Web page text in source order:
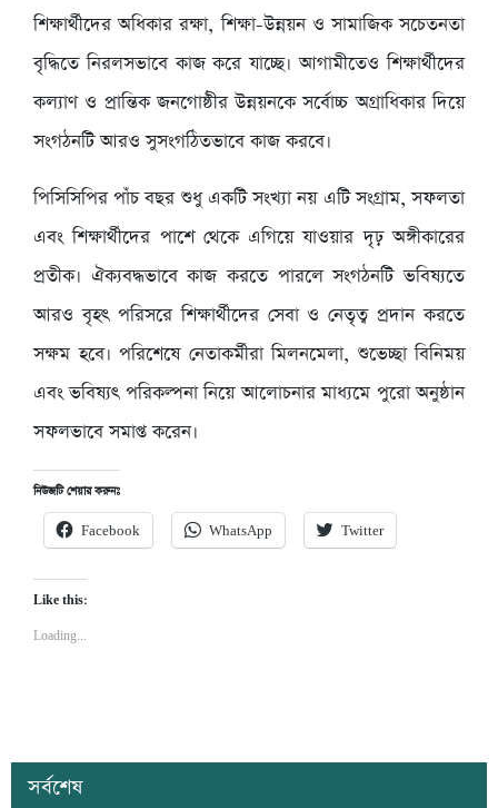
শিক্ষার্থীদের অধিকার রক্ষা, শিক্ষা-উন্নয়ন ও সামাজিক সচেতনতা
বৃদ্ধিতে নিরলসভাবে কাজ করে যাচ্ছে। আগামীতেও শিক্ষার্থীদের
কল্যাণ ও প্রান্তিক জনগোষ্ঠীর উন্নয়নকে সর্বোচ্চ অগ্রাধিকার দিয়ে
সংগঠনটি আরও সুসংগঠিতভাবে কাজ করবে।
পিসিসিপির পাঁচ বছর শুধু একটি সংখ্যা নয় এটি সংগ্রাম, সফলতা
এবং শিক্ষার্থীদের পাশে থেকে এগিয়ে যাওয়ার দৃঢ় অঙ্গীকারের
প্রতীক। ঐক্যবদ্ধভাবে কাজ করতে পারলে সংগঠনটি ভবিষ্যতে
আরও বৃহৎ পরিসরে শিক্ষার্থীদের সেবা ও নেতৃত্ব প্রদান করতে
সক্ষম হবে। পরিশেষে নেতাকর্মীরা মিলনমেলা, শুভেচ্ছা বিনিময়
এবং ভবিষ্যৎ পরিকল্পনা নিয়ে আলোচনার মাধ্যমে পুরো অনুষ্ঠান
সফলভাবে সমাপ্ত করেন।
নিউজটি শেয়ার করুনঃ
Facebook WhatsApp Twitter
Like this:
Loading...
সর্বশেষ